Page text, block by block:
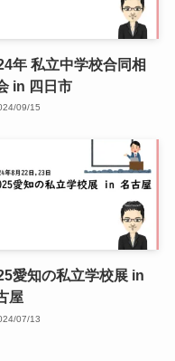
年 私立中学校合同相
in 四日市
09/15
愛知の私立学校展 in
屋
07/13